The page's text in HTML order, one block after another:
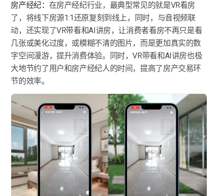
房产经纪： 在房产经纪行业，最典型常见的就是VR看房
了，将线下房源1:1还原复刻到线上，同时，与音视频联
动，还实现了VR带看和AI讲房，让消费者看房不再只是看
几张或美化过度，或模糊不清的图片，而是更加真实的数
字空间漫游，提升消费体验。同时，VR带看和AI讲房也极
大地节约了用户和房产经纪⼈的时间，提高了房产交易环
节的效率。